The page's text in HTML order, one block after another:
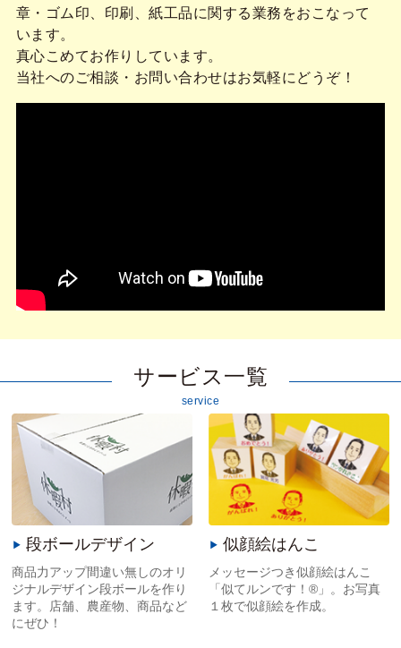
章・ゴム印、印刷、紙工品に関する業務をおこなって
います。
真心こめてお作りしています。
当社へのご相談・お問い合わせはお気軽にどうぞ！
サービス一覧
service
段ボールデザイン
商品力アップ間違い無しのオリ
ジナルデザイン段ボールを作り
ます。店舗、農産物、商品など
にぜひ！
似顔絵はんこ
メッセージつき似顔絵はんこ
「似てルンです！®」。お写真
１枚で似顔絵を作成。